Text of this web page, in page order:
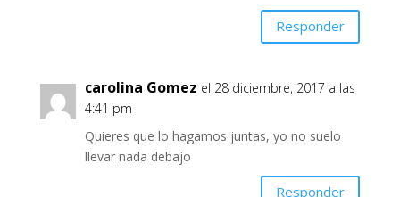
Responder
carolina Gomez el 28 diciembre, 2017 a las
4:41 pm
Quieres que lo hagamos juntas, yo no suelo
llevar nada debajo
Responder